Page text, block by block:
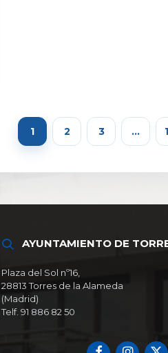
1 2 3 …
AYUNTAMIENTO DE
Plaza del Sol nº16,
28813 Torres de la Alameda
(Madrid)
Telf. 91 886 82 50
Facebook X